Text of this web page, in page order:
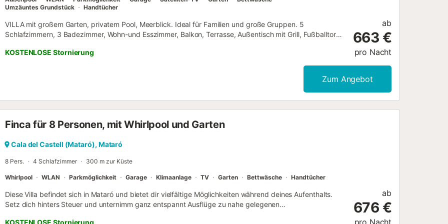
Umzäuntes Grundstück
Handtücher
VILLA mit großem Garten, privatem Pool, Meerblick. Ideal für Familien und große Gruppen. 5
Schlafzimmern, 3 Badezimmer, Wohn-und Esszimmer, Balkon, Terrasse, Außentisch mit Grill, Fußballtore,
das Meer und die Natur....
KOSTENLOSE Stornierung
ab
663 €
pro Nacht
Zum Angebot
Finca für 8 Personen, mit Whirlpool und Garten
Cala del Castell (Mataró), Mataró
8 Pers. 4 Schlafzimmer 300 m zur Küste
Whirlpool WLAN Parkmöglichkeit Garage Klimaanlage TV Garten Bettwäsche Handtücher
Diese Villa befindet sich in Mataró und bietet dir vielfältige Möglichkeiten während deines Aufenthalts.
Setz dich hinters Steuer und unternimm ganz entspannt Ausflüge zu nahe gelegenen
KOSTENLOSE Stornierung
ab
676 €
pro Nacht